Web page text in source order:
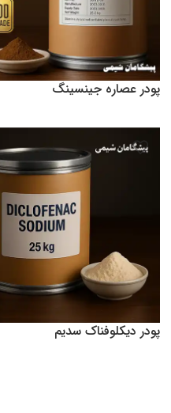
پودر عصاره جینسینگ
افزودن به سبد خرید
پودر دیکلوفناک سدیم